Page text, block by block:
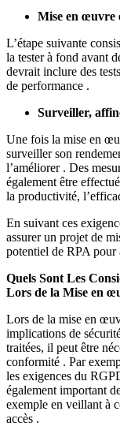
Mise en œuvre
L’étape suivante
la tester à fond avant
devrait inclure des
de performance .
Surveiller,
Une fois la mise en
surveiller son
l’améliorer . Des
également être
la productivité,
En suivant ces
assurer un projet de
potentiel de RPA pour
Quels Sont Les
Lors de la Mise en
Lors de la mise en
implications de
traitées, il peut être
conformité . Par
les exigences du
également important
exemple en veillant à
accès .